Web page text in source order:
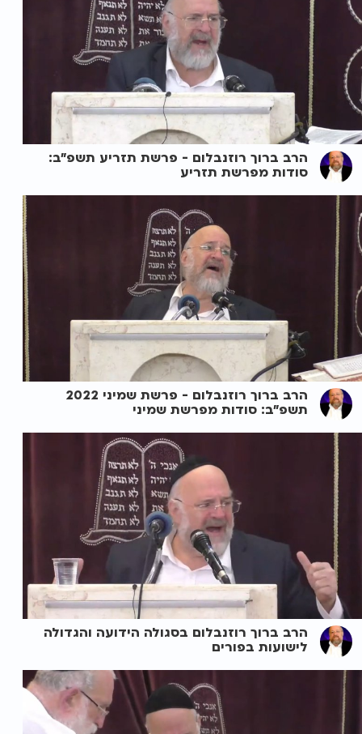
הרב ברוך רוזנבלום - פרשת תזריע תשפ"ב:
סודות מפרשת תזריע
הרב ברוך רוזנבלום - פרשת שמיני 2022
תשפ"ב: סודות מפרשת שמיני
הרב ברוך רוזנבלום בסגולה הידועה והגדולה
לישועות בפורים